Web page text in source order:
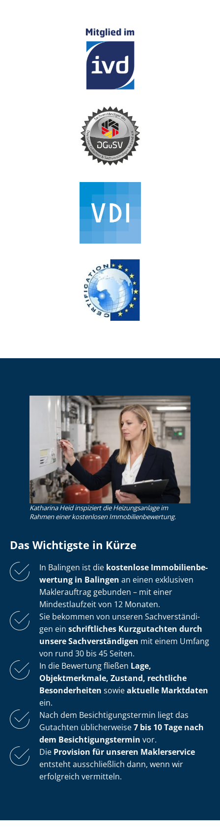
Katharina Heid inspiziert die Heizungsanlage im
Rahmen einer kostenlosen Im­mo­bi­li­en­be­wer­tung.
Das Wichtigste in Kürze
In Balingen ist die kostenlose Im­mo­bi­li­en­be­
wer­tung in Balingen an einen exklusiven
Maklerauftrag gebunden – mit einer
Mindestlaufzeit von 12 Monaten.
Sie bekommen von unseren Sach­ver­stän­di­
gen ein schriftliches Kurzgutachten durch
unsere Sach­ver­stän­di­gen mit einem Umfang
von rund 30 bis 45 Seiten.
In die Bewertung fließen Lage,
Objektmerkmale, Zustand, rechtliche
Besonderheiten sowieaktuelle Marktdaten
ein.
Nach dem Be­sich­ti­gungs­ter­min liegt das
Gutachten üblicherweise7 bis 10 Tage nach
dem Be­sich­ti­gungs­ter­min vor.
Die Provision für unseren Maklerservice
entsteht ausschließlich dann, wenn wir
erfolgreich vermitteln.